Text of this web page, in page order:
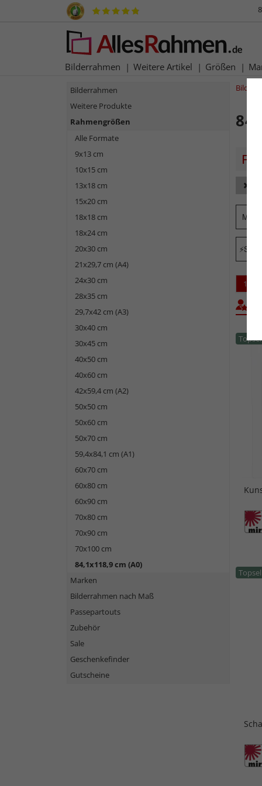
Bilderrahmen Weitere Artikel Größen
1
Bilderrahmen
Weitere Produkte
Rahmengrößen
Alle Formate
9x13 cm
10x15 cm
13x18 cm
15x20 cm
18x18 cm
18x24 cm
20x30 cm
21x29,7 cm (A4)
24x30 cm
28x35 cm
29,7x42 cm (A3)
30x40 cm
30x45 cm
40x50 cm
40x60 cm
42x59,4 cm (A2)
50x50 cm
50x60 cm
50x70 cm
59,4x84,1 cm (A1)
60x70 cm
60x80 cm
60x90 cm
70x80 cm
70x90 cm
70x100 cm
84,1x118,9 cm (A0)
Marken
Bilderrahmen nach Maß
Passepartouts
Zubehör
Sale
Geschenkefinder
Gutscheine